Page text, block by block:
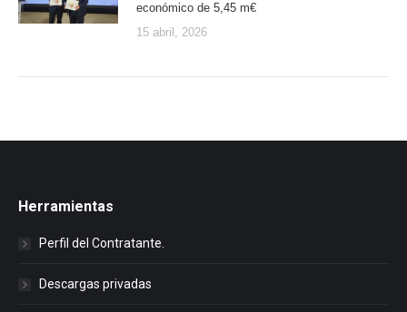
económico de 5,45 m€
15 abril, 2026
Herramientas
Perfil del Contratante.
Descargas privadas